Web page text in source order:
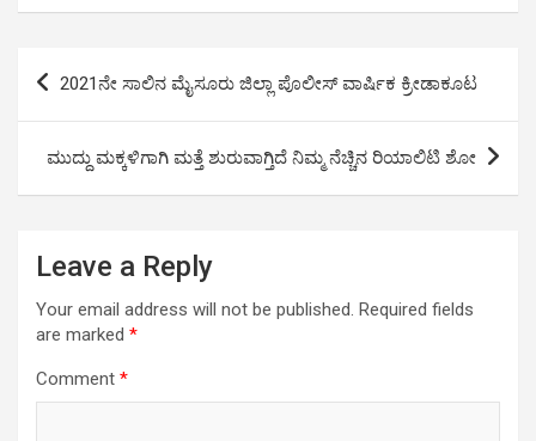
at
s
A
p
p
ce
o
o
k
tt
er
ail py
Li
n
k
ar
Post
2021ನೇ ಸಾಲಿನ ಮೈಸೂರು ಜಿಲ್ಲಾ ಪೊಲೀಸ್ ವಾರ್ಷಿಕ‌ ಕ್ರೀಡಾಕೂಟ
ಮುದ್ದು ಮಕ್ಕಳಿಗಾಗಿ ಮತ್ತೆ ಶುರುವಾಗ್ತಿದೆ ನಿಮ್ಮ ನೆಚ್ಚಿನ ರಿಯಾಲಿಟಿ ಶೋ
Leave a Reply
Your email address will not be published. Required fields
are marked *
Comment *